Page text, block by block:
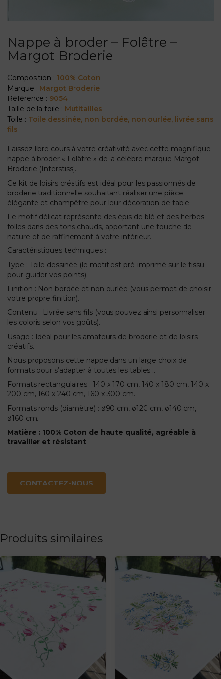
Nappe à broder – Folâtre –
Margot Broderie
Composition : 100% Coton
Marque : Margot Broderie
Référence : 9054
Taille de la toile : Mutitailles
Toile : Toile dessinée, non bordée, non ourlée, livrée sans
fils
Laissez libre cours à votre créativité avec cette magnifique
nappe à broder « Folâtre » de la célèbre marque Margot
Broderie (Interstiss).
Ce kit de loisirs créatifs est idéal pour les passionnés de
broderie traditionnelle souhaitant réaliser une pièce
élégante et champêtre pour leur décoration de table.
Le motif délicat représente des épis de blé et des herbes
folles dans des tons chauds, apportant une touche de
nature et de raffinement à votre intérieur.
Caractéristiques techniques :.
Type : Toile dessinée (le motif est pré-imprimé sur le tissu
pour guider vos points).
Finition : Non bordée et non ourlée (vous permet de choisir
votre propre finition).
Contenu : Livrée sans fils (vous pouvez ainsi personnaliser
les coloris selon vos goûts).
Usage : Idéal pour les amateurs de broderie et de loisirs
créatifs.
Nous proposons cette nappe dans un large choix de
formats pour s’adapter à toutes les tables :.
Formats rectangulaires : 140 x 170 cm, 140 x 180 cm, 140 x
200 cm, 160 x 240 cm, 160 x 300 cm.
Formats ronds (diamètre) : ø90 cm, ø120 cm, ø140 cm,
ø160 cm.
Matière : 100% Coton de haute qualité, agréable à
travailler et résistant
CONTACTEZ-NOUS
Produits similaires